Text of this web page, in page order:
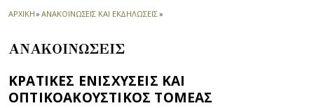
ΑΡΧΙΚΗ» ΑΝΑΚΟΙΝΩΣΕΙΣ ΚΑΙ ΕΚΔΗΛΩΣΕΙΣ»
ΑΝΑΚΟΙΝΩΣΕΙΣ
ΚΡΑΤΙΚΕΣ ΕΝΙΣΧΥΣΕΙΣ ΚΑΙ
ΟΠΤΙΚΟΑΚΟΥΣΤΙΚΟΣ ΤΟΜΕΑΣ